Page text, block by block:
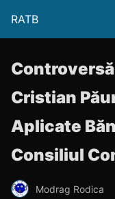
RATB
Cristian
Aplicate
Consiliul
Modrag Rodica